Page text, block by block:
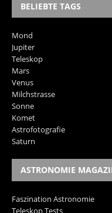
BELIEBTE TAGS
Mond
Jupiter
Teleskop
Mars
Venus
Milchstrasse
Sonne
Komet
Astrofotografie
Saturn
ASTRONOMIE
Faszination Astronomie
Teleskop Tests